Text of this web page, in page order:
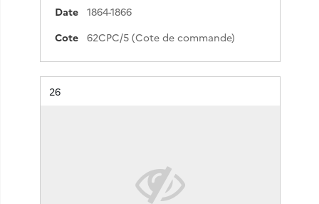
Date
1864-1866
Cote
62CPC/5 (Cote de commande)
Résultat n°
26